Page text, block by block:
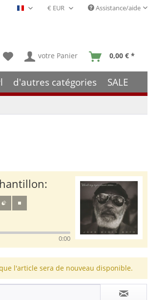
Français- FR Assistance/aide
votre Panier 0,00 € *
d'autres catégories SALE
0:00
l'article sera de nouveau disponible.